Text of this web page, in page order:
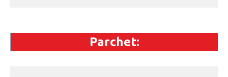
Parchet: